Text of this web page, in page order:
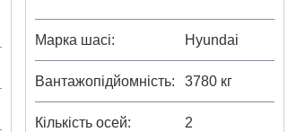
Марка шасі Hyundai
Вантажопідйомність 3780 кг
Кількість осей 2